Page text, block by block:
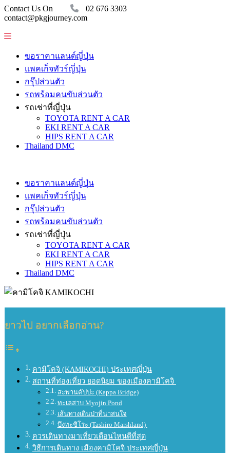
Contact Us On
02 676 3303
contact@pkgjourney.com
ขอราคาแลนด์ญี่ปุ่น
แพคเก็จทัวร์ญี่ปุ่น
กรุ๊ปส่วนตัว
รถพร้อมคนขับส่วนตัว
รถเช่าที่ญี่ปุ่น
TOYOTA RENT A CAR
EKI RENT A CAR
HIPS RENT A CAR
Thailand DMC
ขอราคาแลนด์ญี่ปุ่น
แพคเก็จทัวร์ญี่ปุ่น
กรุ๊ปส่วนตัว
รถพร้อมคนขับส่วนตัว
รถเช่าที่ญี่ปุ่น
TOYOTA RENT A CAR
EKI RENT A CAR
HIPS RENT A CAR
Thailand DMC
ยาวไป อยากเลือกอ่าน?
คามิโคจิ (KAMIKOCHI) ประเทศญี่ปุ่น
สถานที่ท่องเที่ยว ยอดนิยม ของเมืองคามิโคจิ
สะพานคัปปะ (Kappa Bridge)
ทะเลสาบ Myojin Pond
เส้นทางเดินป่าที่น่าสนใจ
บึงทะชิโระ (Tashiro Marshland)
ควรเดินทางมาเที่ยวเดือนไหนดีที่สุด
วิธีการเดินทาง เมืองคามิโคจิ ประเทศญี่ปุ่น